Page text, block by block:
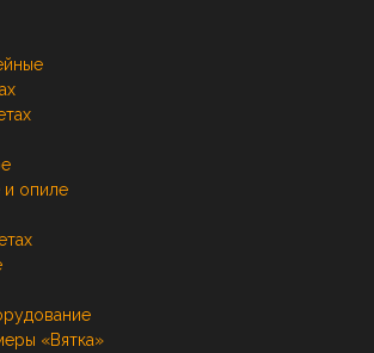
и опиле
«Вятка»